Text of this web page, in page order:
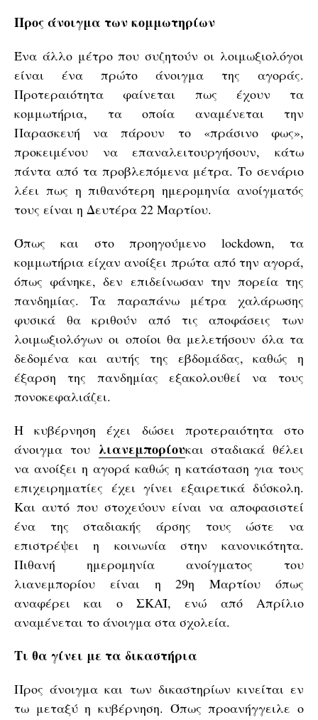
Προς άνοιγμα των κομμωτηρίων
Ένα άλλο μέτρο που συζητούν οι λοιμωξιολόγοι
είναι ένα πρώτο άνοιγμα της αγοράς.
Προτεραιότητα φαίνεται πως έχουν τα
κομμωτήρια, τα οποία αναμένεται την
Παρασκευή να πάρουν το «πράσινο φως»,
προκειμένου να επαναλειτουργήσουν, κάτω
πάντα από τα προβλεπόμενα μέτρα. Το σενάριο
λέει πως η πιθανότερη ημερομηνία ανοίγματός
τους είναι η Δευτέρα 22 Μαρτίου.
Όπως και στο προηγούμενο lockdown, τα
κομμωτήρια είχαν ανοίξει πρώτα από την αγορά,
όπως φάνηκε, δεν επιδείνωσαν την πορεία της
πανδημίας. Τα παραπάνω μέτρα χαλάρωσης
φυσικά θα κριθούν από τις αποφάσεις των
λοιμωξιολόγων οι οποίοι θα μελετήσουν όλα τα
δεδομένα και αυτής της εβδομάδας, καθώς η
έξαρση της πανδημίας εξακολουθεί να τους
πονοκεφαλιάζει.
Η κυβέρνηση έχει δώσει προτεραιότητα στο
άνοιγμα του λιανεμπορίουκαι σταδιακά θέλει
να ανοίξει η αγορά καθώς η κατάσταση για τους
επιχειρηματίες έχει γίνει εξαιρετικά δύσκολη.
Και αυτό που στοχεύουν είναι να αποφασιστεί
ένα της σταδιακής άρσης τους ώστε να
επιστρέψει η κοινωνία στην κανονικότητα.
Πιθανή ημερομηνία ανοίγματος του
λιανεμπορίου είναι η 29η Μαρτίου όπως
αναφέρει και ο ΣΚΑΪ, ενώ από Απρίλιο
αναμένεται το άνοιγμα στα σχολεία.
Τι θα γίνει με τα δικαστήρια
Προς άνοιγμα και των δικαστηρίων κινείται εν
τω μεταξύ η κυβέρνηση. Όπως προανήγγειλε ο